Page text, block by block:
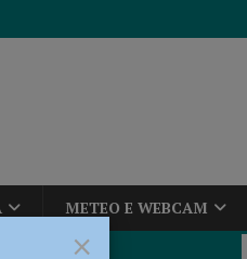
METEO E WEBCAM
×